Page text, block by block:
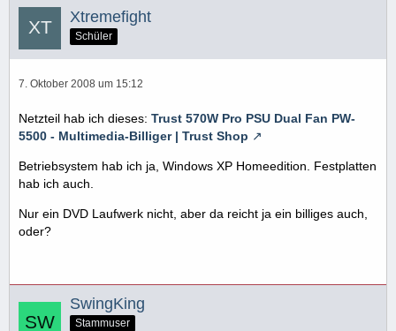
Xtremefight
Schüler
7. Oktober 2008 um 15:12
Netzteil hab ich dieses: Trust 570W Pro PSU Dual Fan PW-
5500 - Multimedia-Billiger | Trust Shop
Betriebsystem hab ich ja, Windows XP Homeedition. Festplatten
hab ich auch.
Nur ein DVD Laufwerk nicht, aber da reicht ja ein billiges auch,
oder?
SwingKing
Stammuser